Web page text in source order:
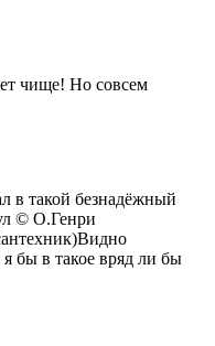
чище! Но совсем
в такой безнадёжный
© О.Генри
бы в такое вряд ли бы